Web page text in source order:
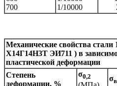
700
1/10000
Механические свойства стали
Х14Г14Н3Т ЭИ711 ) в
пластической деформации
Степень
деформации, %
σ0,2 σв